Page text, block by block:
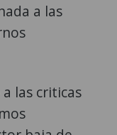
a las
las criticas